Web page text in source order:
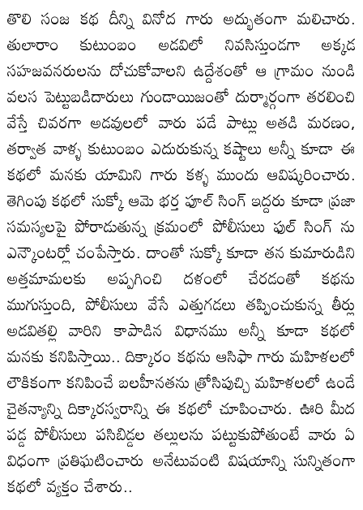
తొలి సంజ కథ దీన్ని వినోద గారు అద్భుతంగా మలిచారు.
తులారాం కుటుంబం అడవిలో నివసిస్తుండగా అక్కడ
సహజవనరులను దోచుకోవాలని ఉద్దేశంతో ఆ గ్రామం నుండి
వలస పెట్టుబడిదారులు గుండాయిజంతో దుర్మార్గంగా తరలించి
వేస్తే చివరగా అడవులలో వారు పడే పాట్లు అతడి మరణం,
తర్వాత వాళ్ళ కుటుంబం ఎదురుకున్న కష్టాలు అన్నీ కూడా ఈ
కథలో మనకు యామిని గారు కళ్ళ ముందు ఆవిష్కరించారు.
తెగింపు కథలో సుక్కో ఆమె భర్త ఫూల్ సింగ్ ఇద్దరు కూడా ప్రజా
సమస్యలపై పోరాడుతున్న క్రమంలో పోలీసులు ఫుల్ సింగ్ ను
ఎన్కౌంటర్లో చంపేస్తారు. దాంతో సుక్కో కూడా తన కుమారుడిని
అత్తమామలకు అప్పగించి దళంలో చేరడంతో కథను
ముగుస్తుంది, పోలీసులు వేసే ఎత్తుగడలు తప్పించుకున్న తీర్లు
అడవితల్లి వారిని కాపాడిన విధానము అన్నీ కూడా కథలో
మనకు కనిపిస్తాయి.. దిక్కారం కథను ఆసిఫా గారు మహిళలలో
లౌకికంగా కనిపించే బలహీనతను త్రోసిపుచ్చి మహిళలలో ఉండే
చైతన్యాన్ని దిక్కారస్వరాన్ని ఈ కథలో చూపించారు. ఊరి మీద
పడ్డ పోలీసులు పసిబిడ్డల తల్లులను పట్టుకుపోతుంటే వారు ఏ
విధంగా ప్రతిఘటించారు అనేటువంటి విషయాన్ని సున్నితంగా
కథలో వ్యక్తం చేశారు..